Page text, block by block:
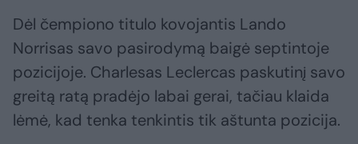
Dėl čempiono titulo kovojantis Lando
Norrisas savo pasirodymą baigė septintoje
pozicijoje. Charlesas Leclercas paskutinį savo
greitą ratą pradėjo labai gerai, tačiau klaida
lėmė, kad tenka tenkintis tik aštunta pozicija.